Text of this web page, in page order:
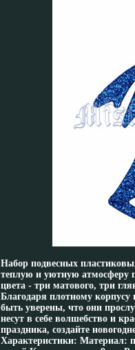
Набор подвесных
теплую и уютную атмосферу
цвета - три матового, три
Благодаря плотному корпусу
быть уверены, что они
несут в себе волшебство и
праздника, создайте
Характеристики: Материал: